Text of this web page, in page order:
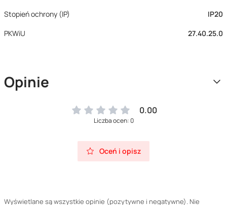
Stopień ochrony (IP)
IP20
PKWiU
27.40.25.0
Opinie
0.00
Liczba ocen: 0
Oceń i opisz
Wyświetlane są wszystkie opinie (pozytywne i negatywne). Nie